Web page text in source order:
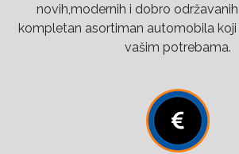
novih,modernih i dobro
kompletan asortiman automobila
vašim potrebama.